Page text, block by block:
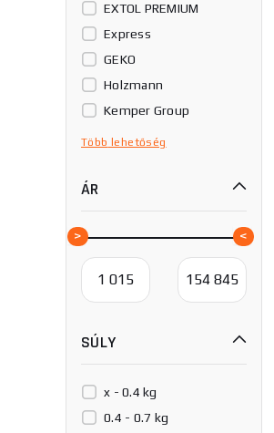
EXTOL PREMIUM
Express
GEKO
Holzmann
Kemper Group
MEVA
Több lehetőség
ÁR
SÚLY
x - 0.4 kg
0.4 - 0.7 kg